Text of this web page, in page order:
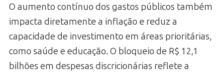
O aumento contínuo dos gastos públicos também
impacta diretamente a inflação e reduz a
capacidade de investimento em áreas prioritárias,
como saúde e educação. O bloqueio de R$ 12,1
bilhões em despesas discricionárias reflete a